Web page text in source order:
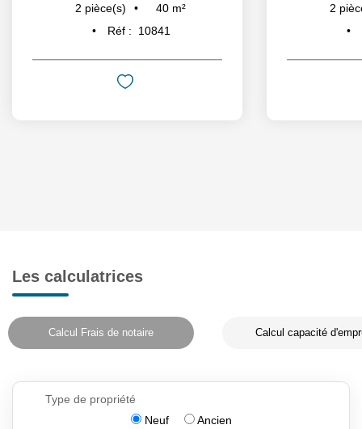
2 pièce(s) 40 m²
Réf :
10841
2
Les calculatrices
Calcul Frais de notaire Calcul capacité